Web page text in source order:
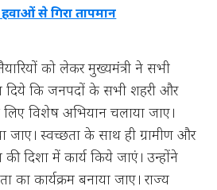
से गिरा तापमान
को लेकर मुख्यमंत्री ने सभी
दिये कि जनपदों के सभी शहरी और
लिए विशेष अभियान चलाया जाए।
स्वच्छता के साथ ही ग्रामीण और
की दिशा में कार्य किये जाएं। उन्होंने
का कार्यक्रम बनाया जाए। राज्य